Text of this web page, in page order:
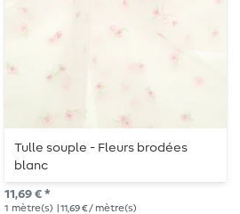
Tulle souple - Fleurs brodées
blanc
11,69 € *
1 mètre(s) | 11,69 € / mètre(s)